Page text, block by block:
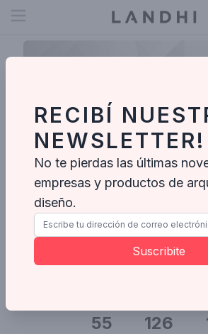
Open menu
Pia Lang
55 126
RECIBÍ
NEWSLETTER!
No te pierdas las últimas
empresas y productos de
diseño.
Suscribite